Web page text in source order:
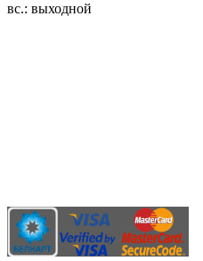
вс.: выходной